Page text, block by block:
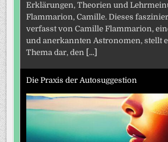
Erklärungen, Theorien und
Flammarion, Camille. Dieses
verfasst von Camille Flammarion,
und anerkannten Astronomen, stellt
Thema dar, den [...]
Die Praxis der Autosuggestion